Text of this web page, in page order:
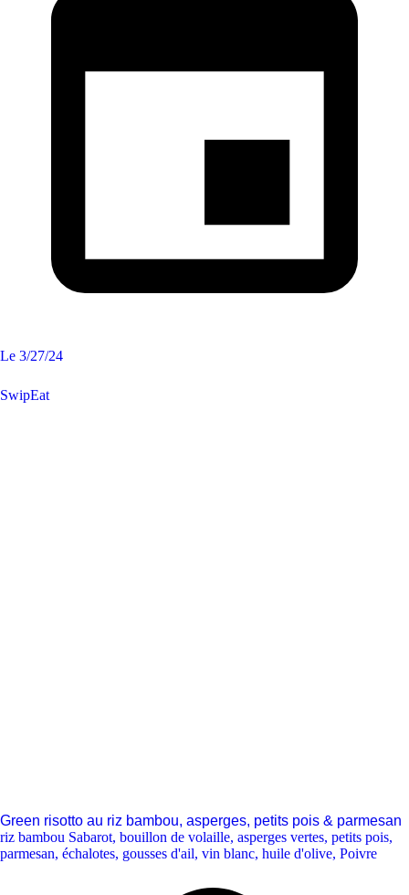
Le 3/27/24
SwipEat
Green risotto au riz bambou, asperges, petits pois & parmesan
riz bambou Sabarot, bouillon de volaille, asperges vertes, petits pois,
parmesan, échalotes, gousses d'ail, vin blanc, huile d'olive, Poivre